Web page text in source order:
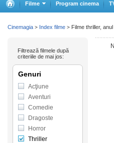
Filme Program cinema
Filtrează filmele după
criteriile de mai jos:
Genuri
Acţiune
Aventuri
Comedie
Dragoste
Horror
Thriller
Cinemagia > Index filme > Filme thriller,